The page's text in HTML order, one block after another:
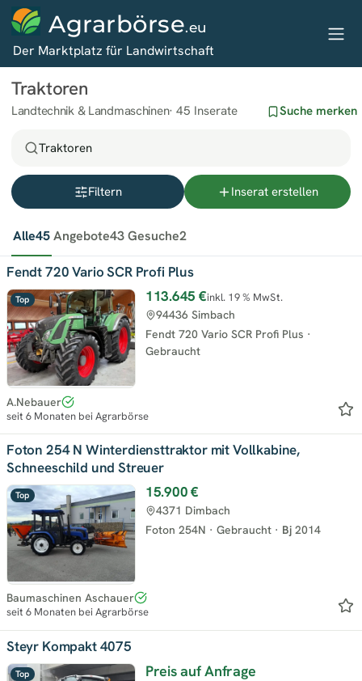
Agrarbörse.eu
Der Marktplatz für Landwirtschaft
Traktoren
Landtechnik & Landmaschinen 45 Inserate Suche merken
Traktoren
Filtern Inserat erstellen
Alle45Angebote43Gesuche2
Top
Fendt 720 Vario SCR Profi Plus
113.645 €inkl. 19 % MwSt.
Fendt 720 Vario SCR Profi Plus ·
Gebraucht
94436 Simbach
A.Nebauer
seit 6 Monaten bei Agrarbörse
Top
Foton 254 N Winterdiensttraktor mit Vollkabine,
Schneeschild und Streuer
15.900 €
Foton 254N · Gebraucht · Bj 2014
4371 Dimbach
Baumaschinen Aschauer
seit 6 Monaten bei Agrarbörse
Top
Steyr Kompakt 4075
Preis auf Anfrage